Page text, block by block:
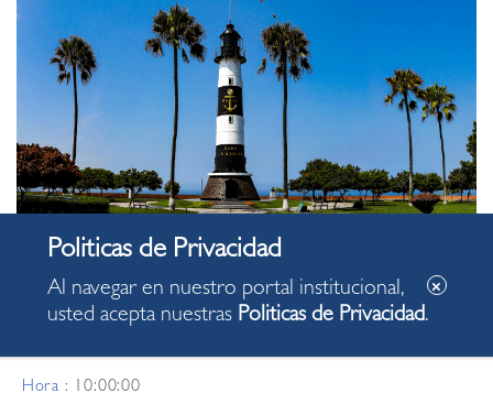
Hora : 10:00:00
Al navegar en nuestro portal institucional,
usted acepta nuestras Politicas de Privacidad.